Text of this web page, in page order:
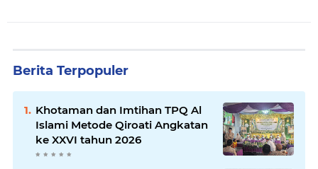
Berita Terpopuler
Khotaman dan Imtihan TPQ Al
Islami Metode Qiroati Angkatan
ke XXVI tahun 2026